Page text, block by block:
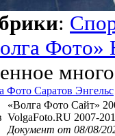
:
Фото»
Фото Саратов Энгельс
«Волга Фото Сайт»
VolgaFoto.RU 2007-
Документ от 08/08/